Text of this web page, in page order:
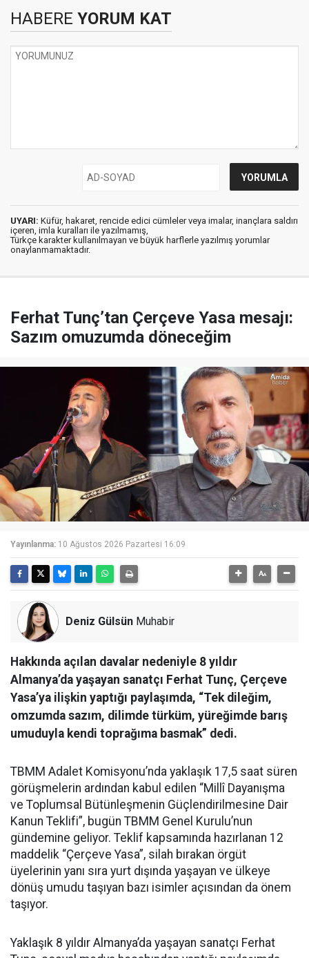
HABERE YORUM KAT
UYARI: Küfür, hakaret, rencide edici cümleler veya imalar, inançlara saldırı
içeren, imla kuralları ile yazılmamış,
Türkçe karakter kullanılmayan ve büyük harflerle yazılmış yorumlar
onaylanmamaktadır.
Ferhat Tunç’tan Çerçeve Yasa mesajı:
Sazım omuzumda döneceğim
Yayınlanma: 10 Ağustos 2026 Pazartesi 16:09
Deniz Gülsün Muhabir
Hakkında açılan davalar nedeniyle 8 yıldır
Almanya’da yaşayan sanatçı Ferhat Tunç, Çerçeve
Yasa’ya ilişkin yaptığı paylaşımda, “Tek dileğim,
omzumda sazım, dilimde türküm, yüreğimde barış
umuduyla kendi toprağıma basmak” dedi.
TBMM Adalet Komisyonu’nda yaklaşık 17,5 saat süren
görüşmelerin ardından kabul edilen “Millî Dayanışma
ve Toplumsal Bütünleşmenin Güçlendirilmesine Dair
Kanun Teklifi”, bugün TBMM Genel Kurulu’nun
gündemine geliyor. Teklif kapsamında hazırlanan 12
maddelik “Çerçeve Yasa”, silah bırakan örgüt
üyelerinin yanı sıra yurt dışında yaşayan ve ülkeye
dönüş umudu taşıyan bazı isimler açısından da önem
taşıyor.
Yaklaşık 8 yıldır Almanya’da yaşayan sanatçı Ferhat